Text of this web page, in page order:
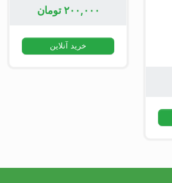
۲۰۰,۰۰۰ تومان
خرید آنلاین